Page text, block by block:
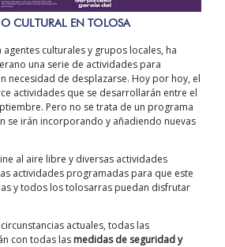
CULTURAL EN TOLOSA
agentes culturales y grupos locales, ha
una serie de actividades para
necesidad de desplazarse. Hoy por hoy, el
actividades que se desarrollarán entre el
Pero no se trata de un programa
se irán incorporando y añadiendo nuevas
al aire libre y diversas actividades
actividades programadas para que este
y todos los tolosarras puedan disfrutar
actuales, todas las
con todas las medidas de seguridad y